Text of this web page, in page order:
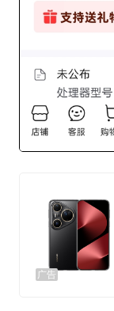
广告